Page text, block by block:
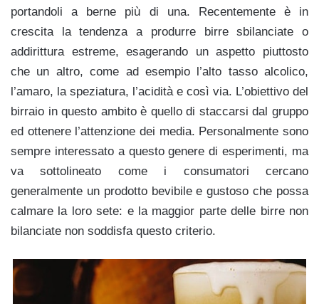
portandoli a berne più di una. Recentemente è in
crescita la tendenza a produrre birre sbilanciate o
addirittura estreme, esagerando un aspetto piuttosto
che un altro, come ad esempio l’alto tasso alcolico,
l’amaro, la speziatura, l’acidità e così via. L’obiettivo del
birraio in questo ambito è quello di staccarsi dal gruppo
ed ottenere l’attenzione dei media. Personalmente sono
sempre interessato a questo genere di esperimenti, ma
va sottolineato come i consumatori cercano
generalmente un prodotto bevibile e gustoso che possa
calmare la loro sete: e la maggior parte delle birre non
bilanciate non soddisfa questo criterio.